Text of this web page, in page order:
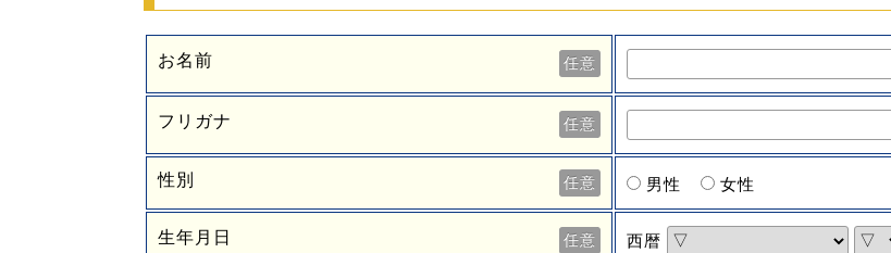
お名前 任意
フリガナ 任意
性別 任意 男性 女性
生年月日 任意 西暦